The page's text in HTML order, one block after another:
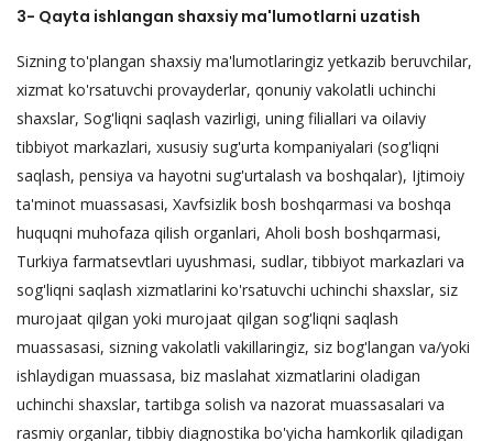
3- Qayta ishlangan shaxsiy ma'lumotlarni uzatish
Sizning to'plangan shaxsiy ma'lumotlaringiz yetkazib beruvchilar,
xizmat ko'rsatuvchi provayderlar, qonuniy vakolatli uchinchi
shaxslar, Sog'liqni saqlash vazirligi, uning filiallari va oilaviy
tibbiyot markazlari, xususiy sug'urta kompaniyalari (sog'liqni
saqlash, pensiya va hayotni sug'urtalash va boshqalar), Ijtimoiy
ta'minot muassasasi, Xavfsizlik bosh boshqarmasi va boshqa
huquqni muhofaza qilish organlari, Aholi bosh boshqarmasi,
Turkiya farmatsevtlari uyushmasi, sudlar, tibbiyot markazlari va
sog'liqni saqlash xizmatlarini ko'rsatuvchi uchinchi shaxslar, siz
murojaat qilgan yoki murojaat qilgan sog'liqni saqlash
muassasasi, sizning vakolatli vakillaringiz, siz bog'langan va/yoki
ishlaydigan muassasa, biz maslahat xizmatlarini oladigan
uchinchi shaxslar, tartibga solish va nazorat muassasalari va
rasmiy organlar, tibbiy diagnostika bo'yicha hamkorlik qiladigan